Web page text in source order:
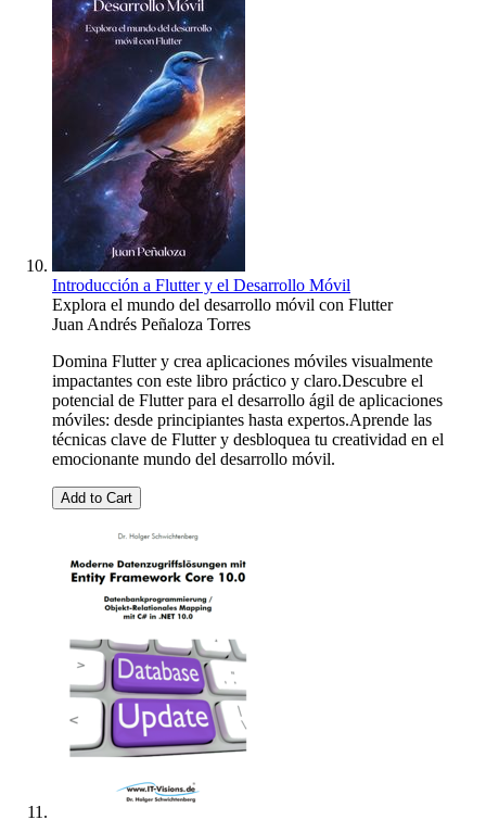
Introducción a Flutter y el Desarrollo Móvil
Explora el mundo del desarrollo móvil con Flutter
Juan Andrés Peñaloza Torres
Domina Flutter y crea aplicaciones móviles visualmente
impactantes con este libro práctico y claro.Descubre el
potencial de Flutter para el desarrollo ágil de aplicaciones
móviles: desde principiantes hasta expertos.Aprende las
técnicas clave de Flutter y desbloquea tu creatividad en el
emocionante mundo del desarrollo móvil.
Add to Cart